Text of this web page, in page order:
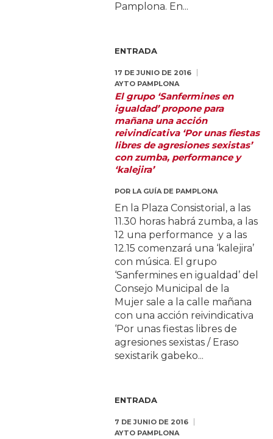
Pamplona. En...
ENTRADA
17 DE JUNIO DE 2016
AYTO PAMPLONA
El grupo ‘Sanfermines en
igualdad’ propone para
mañana una acción
reivindicativa ‘Por unas fiestas
libres de agresiones sexistas’
con zumba, performance y
‘kalejira’
POR LA GUÍA DE PAMPLONA
En la Plaza Consistorial, a las
11.30 horas habrá zumba, a las
12 una performance y a las
12.15 comenzará una ‘kalejira’
con música. El grupo
‘Sanfermines en igualdad’ del
Consejo Municipal de la
Mujer sale a la calle mañana
con una acción reivindicativa
‘Por unas fiestas libres de
agresiones sexistas / Eraso
sexistarik gabeko...
ENTRADA
7 DE JUNIO DE 2016
AYTO PAMPLONA